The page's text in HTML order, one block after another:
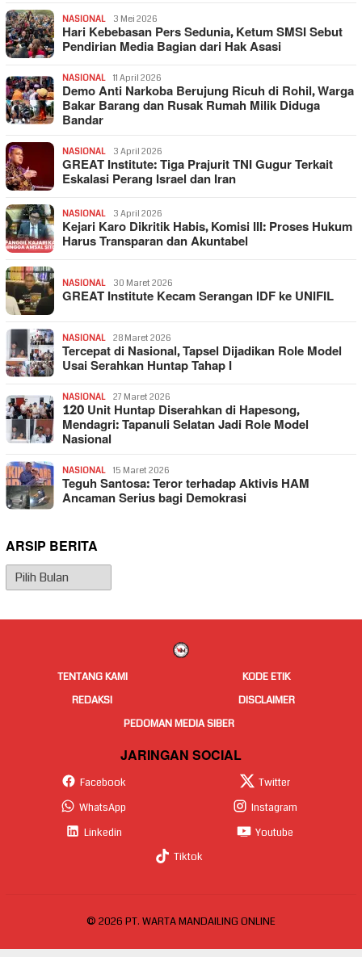
NASIONAL 3 Mei 2026
Hari Kebebasan Pers Sedunia, Ketum SMSI Sebut
Pendirian Media Bagian dari Hak Asasi
NASIONAL 11 April 2026
Demo Anti Narkoba Berujung Ricuh di Rohil, Warga
Bakar Barang dan Rusak Rumah Milik Diduga
Bandar
NASIONAL 3 April 2026
GREAT Institute: Tiga Prajurit TNI Gugur Terkait
Eskalasi Perang Israel dan Iran
NASIONAL 3 April 2026
Kejari Karo Dikritik Habis, Komisi III: Proses Hukum
Harus Transparan dan Akuntabel
NASIONAL 30 Maret 2026
GREAT Institute Kecam Serangan IDF ke UNIFIL
NASIONAL 28 Maret 2026
Tercepat di Nasional, Tapsel Dijadikan Role Model
Usai Serahkan Huntap Tahap I
NASIONAL 27 Maret 2026
120 Unit Huntap Diserahkan di Hapesong,
Mendagri: Tapanuli Selatan Jadi Role Model
Nasional
NASIONAL 15 Maret 2026
Teguh Santosa: Teror terhadap Aktivis HAM
Ancaman Serius bagi Demokrasi
ARSIP BERITA
Arsip
Berita
TENTANG KAMI
KODE ETIK
REDAKSI
DISCLAIMER
PEDOMAN MEDIA SIBER
JARINGAN SOCIAL
Facebook
Twitter
WhatsApp
Instagram
Linkedin
Youtube
Tiktok
© 2026 PT. WARTA MANDAILING ONLINE